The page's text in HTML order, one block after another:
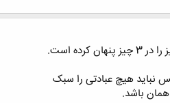
نباید هیچ عبادتی را سبک
باشد.